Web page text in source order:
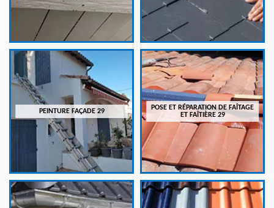
PEINTURE FAÇADE 29
POSE ET RÉPARATION DE FAÎTAGE
ET FAÎTIÈRE 29